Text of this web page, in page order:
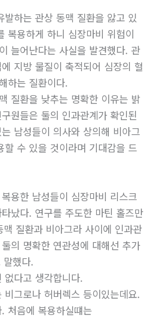
발하는 관상 동맥 질환을 앓고 있
복용하게 하니 심장마비 위험이
늘어난다는 사실을 발견했다. 관
지방 물질이 축적되어 심장의 혈
하는 질환이다.
질환을 낮추는 명확한 이유는 밝
원들은 둘의 인과관계가 확인된
남성들이 의사와 상의해 비아그
수 있을 것이라며 기대감을 드
용한 남성들이 심장마비 리스크
났다. 연구를 주도한 마틴 홀즈만
질환과 비아그라 사이에 인과관
의 명확한 연관성에 대해선 추가
말했다.
없다고 생각합니다.
비그로나 허버렉스 등이있는데요.
처음에 복용하실떄는